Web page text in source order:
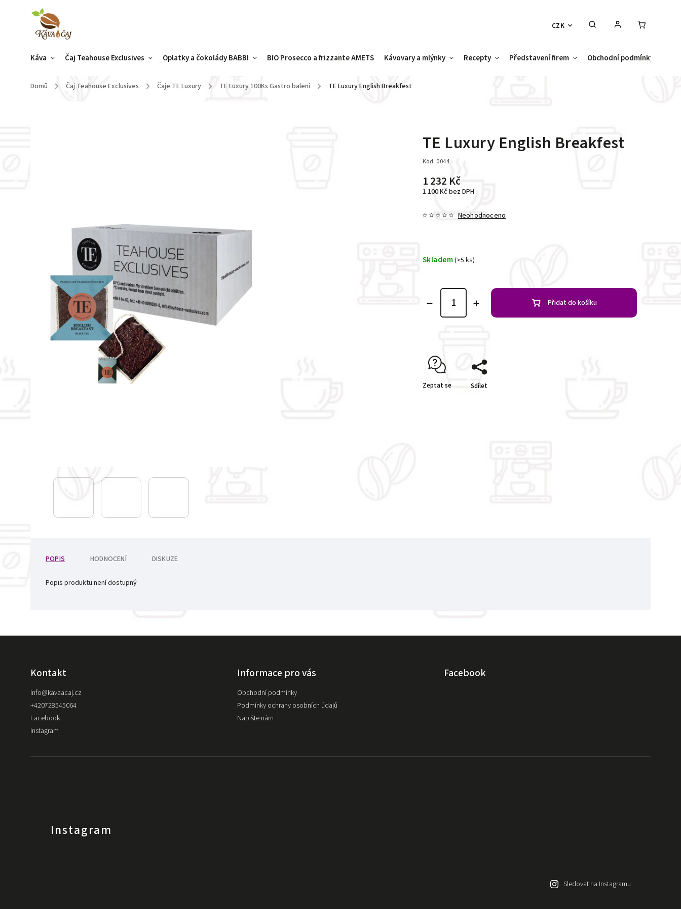
CZK
Káva Čaj Teahouse Exclusives Oplatky a čokolády BABBI BIO Prosecco a frizzante AMETS Kávovary a mlýnky Recepty Představení firem Obchodní podmínky
Domů / Čaj Teahouse Exclusives / Čaje TE Luxury / TE Luxury 100Ks Gastro balení / TE Luxury English Breakfest
TE Luxury English Breakfest
Kód: 0044
1 232 Kč
1 100 Kč bez DPH
Neohodnoceno
Skladem(>5 ks)
Přidat do košíku
Zeptat se Sdílet
POPIS HODNOCENÍ DISKUZE
Popis produktu není dostupný
Kontakt
info@kavaacaj.cz
+420728545064
Facebook
Instagram
Instagram
Sledovat na Instagramu
Informace pro vás
Obchodní podmínky
Podmínky ochrany osobních údajů
Napište nám
Facebook